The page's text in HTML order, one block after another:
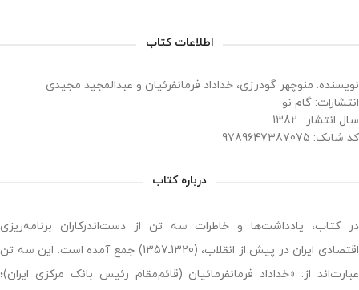
اطلاعات کتاب
نویسنده: منوچهر گودرزی، خداداد فرمانفرئیان و عبدالمجید مجیدی
انتشارات: گام نو
‌سال انتشار: 1382
درباره کتاب
در کتاب، یادداشت‌ها و خاطرات سه تن از دست‌اندرکاران برنامه‌ریزی
اقتصادی ایران در پیش از انقلاب، (1320ـ1357) جمع آمده است. این سه تن
عبارت‌اند از: «خداداد فرمانفرمائیان (قائم‌مقام رئیس بانک مرکزی ایران)؛